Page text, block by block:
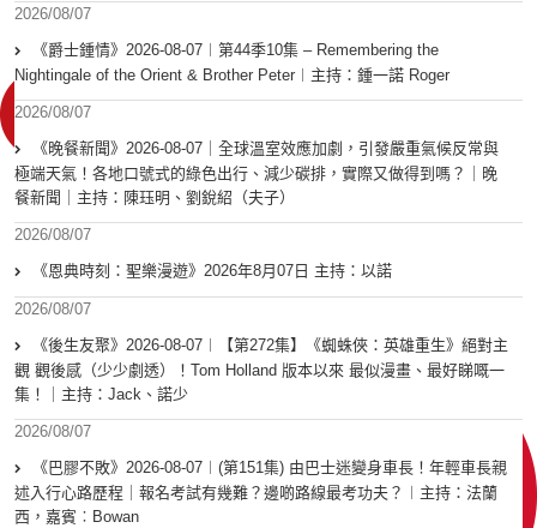
2026/08/07
《爵士鍾情》2026-08-07︱第44季10集 – Remembering the
Nightingale of the Orient & Brother Peter︱主持：鍾一諾 Roger
2026/08/07
《晚餐新聞》2026-08-07｜全球溫室效應加劇，引發嚴重氣候反常與
極端天氣！各地口號式的綠色出行、減少碳排，實際又做得到嗎？｜晚
餐新聞｜主持：陳珏明、劉銳紹（夫子）
2026/08/07
《恩典時刻：聖樂漫遊》2026年8月07日 主持：以諾
2026/08/07
《後生友聚》2026-08-07︱【第272集】《蜘蛛俠：英雄重生》絕對主
觀 觀後感（少少劇透）！Tom Holland 版本以來 最似漫畫、最好睇嘅一
集！｜主持：Jack、諾少
2026/08/07
《巴膠不敗》2026-08-07︱(第151集) 由巴士迷變身車長！年輕車長親
述入行心路歷程｜報名考試有幾難？邊啲路線最考功夫？︱主持：法蘭
西，嘉賓︰Bowan